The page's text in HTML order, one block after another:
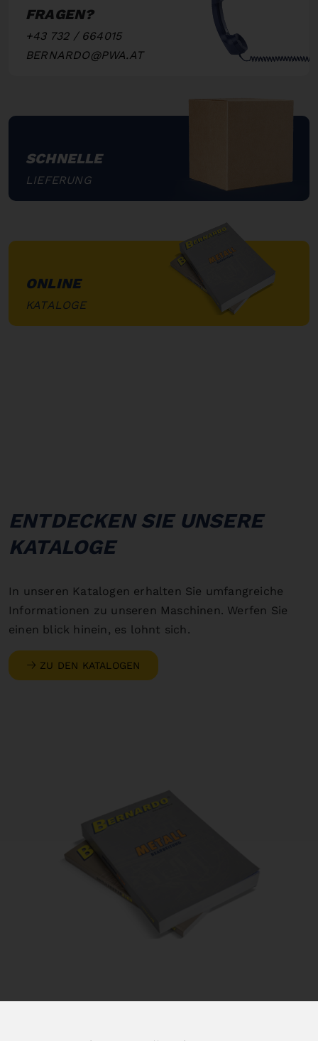
FRAGEN?
+43 732 / 664015
BERNARDO@PWA.AT
SCHNELLE
LIEFERUNG
"
ONLINE
KATALOGE
"
ENTDECKEN SIE UNSERE
KATALOGE
In unseren Katalogen erhalten Sie umfangreiche
Informationen zu unseren Maschinen. Werfen Sie
einen blick hinein, es lohnt sich.
ZU DEN KATALOGEN